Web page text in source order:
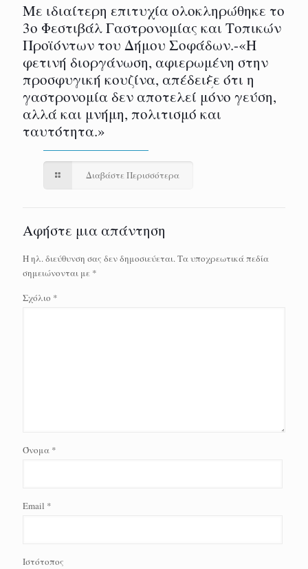
Με ιδιαίτερη επιτυχία ολοκληρώθηκε το
3ο Φεστιβάλ Γαστρονομίας και Τοπικών
Προϊόντων του Δήμου Σοφάδων.-«Η
φετινή διοργάνωση, αφιερωμένη στην
προσφυγική κουζίνα, απέδειξε ότι η
γαστρονομία δεν αποτελεί μόνο γεύση,
αλλά και μνήμη, πολιτισμό και
ταυτότητα.»
Διαβάστε Περισσότερα
Αφήστε μια απάντηση
Η ηλ. διεύθυνση σας δεν δημοσιεύεται.Τα υποχρεωτικά πεδία
σημειώνονται με *
Σχόλιο *
Όνομα *
Email *
Ιστότοπος